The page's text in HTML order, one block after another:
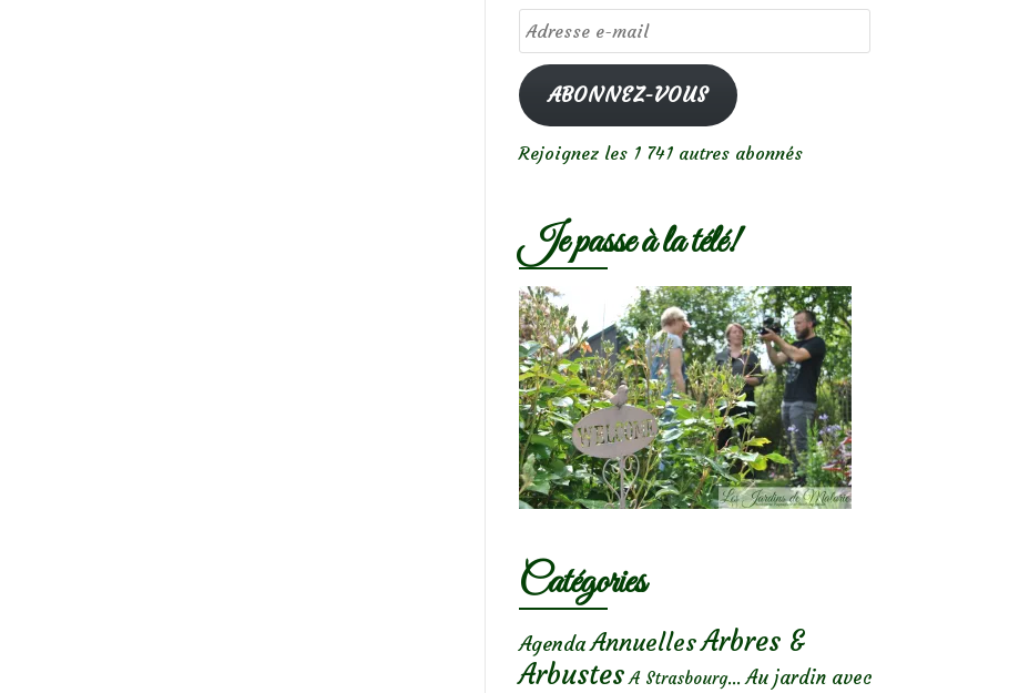
Adresse
e-
mailABONNEZ-VOUS
Rejoignez les 1 741 autres abonnés
Je passe à la télé!
Catégories
Agenda AnnuellesArbres &
Arbustes A Strasbourg... Au jardin avec